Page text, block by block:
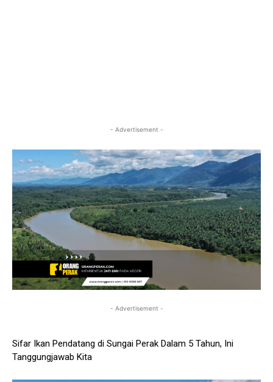
- Advertisement -
- Advertisement -
Sifar Ikan Pendatang di Sungai Perak Dalam 5 Tahun, Ini
Tanggungjawab Kita